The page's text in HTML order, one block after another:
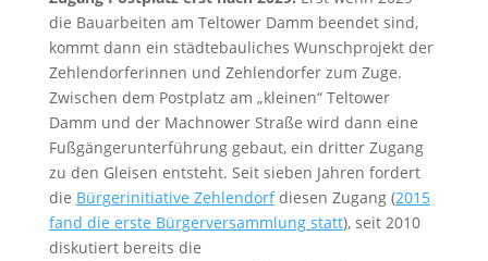
die Bauarbeiten am Teltower Damm beendet sind,
kommt dann ein städtebauliches Wunschprojekt der
Zehlendorferinnen und Zehlendorfer zum Zuge.
Zwischen dem Postplatz am „kleinen“ Teltower
Damm und der Machnower Straße wird dann eine
Fußgängerunterführung gebaut, ein dritter Zugang
zu den Gleisen entsteht. Seit sieben Jahren fordert
die Bürgerinitiative Zehlendorfdiesen Zugang (2015
fand die erste Bürgerversammlung statt), seit 2010
diskutiert bereits die